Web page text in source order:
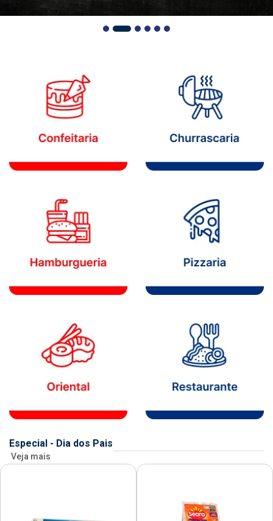
Especial - Dia dos Pais
Veja mais